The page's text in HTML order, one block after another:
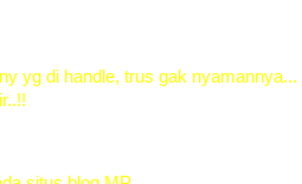
yg di handle, trus gak